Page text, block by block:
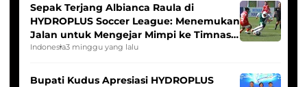
Sepak Terjang Albianca Raula di
HYDROPLUS Soccer League: Menemukan
Jalan untuk Mengejar Mimpi ke Timnas
Indonesia Putri
Indonesia3 minggu yang lalu
Bupati Kudus Apresiasi HYDROPLUS